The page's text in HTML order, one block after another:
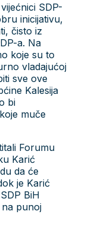
SDP-
inicijativu,
čisto iz
a. Na
koje su to
vladajućoj
sve ove
Kalesija
bi
muče
Forumu
Karić
da će
je Karić
BiH
na punoj